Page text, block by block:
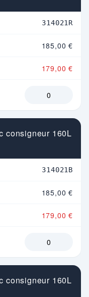
314021R
185,00 €
179,00 €
consigneur 160L
314021B
185,00 €
179,00 €
consigneur 160L